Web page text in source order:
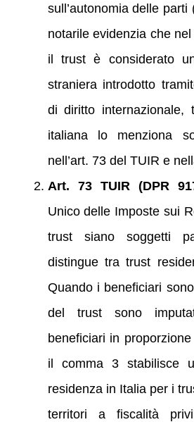
sull’autonomia delle
notarile evidenzia che
il trust è considerato
straniera introdotto
di diritto internazionale,
italiana lo menziona
nell’art. 73 del TUIR e
Art. 73 TUIR (DPR
Unico delle Imposte sui
trust siano soggetti
distingue tra trust
Quando i beneficiari
del trust sono
beneficiari in
il comma 3 stabilisce
residenza in Italia per i
territori a fiscalità